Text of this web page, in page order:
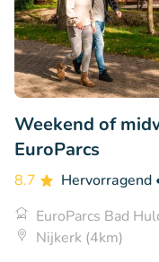
Weekend of
EuroParcs
8.7 Hervorragend
EuroParcs Bad
Nijkerk (4km)